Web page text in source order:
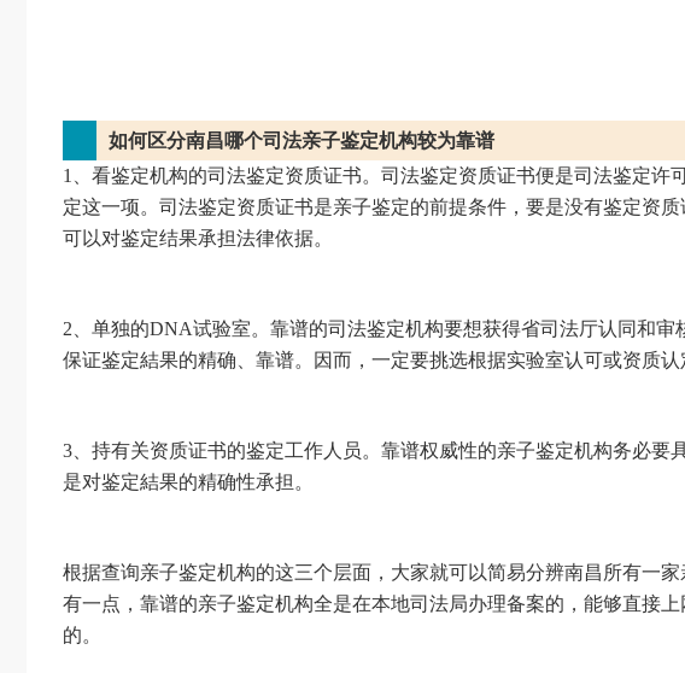
如何区分南昌哪个司法亲子鉴定机构较为靠谱
1、看鉴定机构的司法鉴定资质证书。司法鉴定资质证书便是司法鉴定
定这一项。司法鉴定资质证书是亲子鉴定的前提条件，要是没有鉴定资
可以对鉴定结果承担法律依据。
2、单独的DNA试验室。靠谱的司法鉴定机构要想获得省司法厅认同和
保证鉴定結果的精确、靠谱。因而，一定要挑选根据实验室认可或资质认
3、持有关资质证书的鉴定工作人员。靠谱权威性的亲子鉴定机构务必要
是对鉴定結果的精确性承担。
根据查询亲子鉴定机构的这三个层面，大家就可以简易分辨南昌所有一
有一点，靠谱的亲子鉴定机构全是在本地司法局办理备案的，能够直接
的。